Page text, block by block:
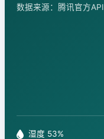
数据来源：腾讯官方API
湿度 53%